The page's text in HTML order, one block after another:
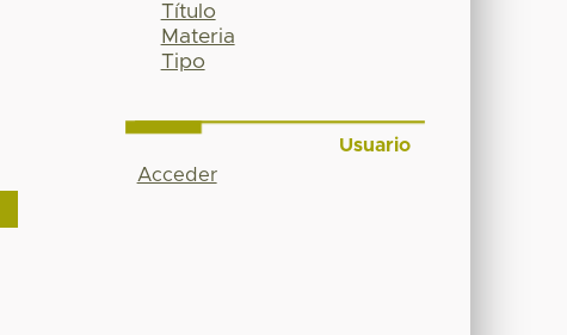
Título
Materia
Tipo
Usuario
Acceder